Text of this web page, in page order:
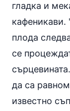
гладка и
кафеникави.
плода
се
да са
известно